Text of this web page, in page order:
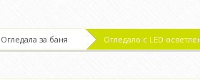
Огледала за баня Огледало с LED